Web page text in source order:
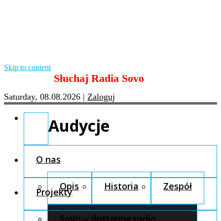
Skip to content
Słuchaj Radia Sovo
Saturday, 08.08.2026 | Zaloguj
O nas
Opis Historia Zespół
Fundacja Pro Cultura
Projekty
SoVo – dostępne radio
Audycje